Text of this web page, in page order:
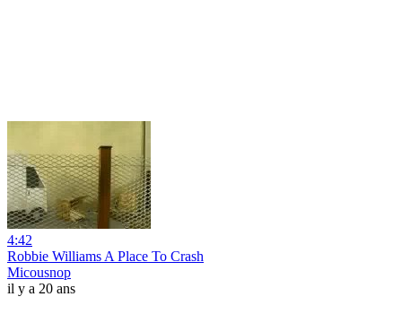
4:42
Robbie Williams A Place To Crash
Micousnop
il y a 20 ans